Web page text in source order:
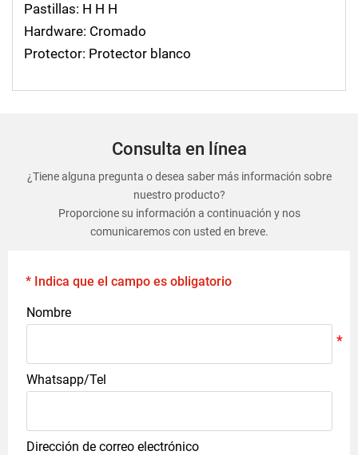
Pastillas: H H H
Hardware: Cromado
Protector: Protector blanco
Consulta en línea
¿Tiene alguna pregunta o desea saber más información sobre
nuestro producto?
Proporcione su información a continuación y nos
comunicaremos con usted en breve.
* Indica que el campo es obligatorio
Nombre
Whatsapp/Tel
Dirección de correo electrónico